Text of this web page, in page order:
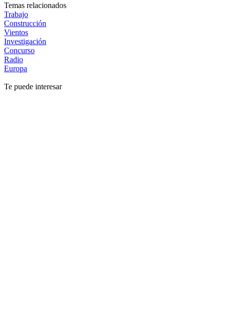
Temas relacionados
Trabajo
Construcción
Vientos
Investigación
Concurso
Radio
Europa
Te puede interesar